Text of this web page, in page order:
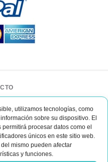
utilizamos tecnologías, como
sobre su dispositivo. El
procesar datos como el
únicos en este sitio web.
mismo pueden afectar
y funciones.
3/1